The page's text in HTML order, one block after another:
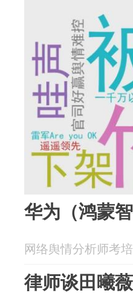
华为（鸿蒙
网络舆情分析师考
律师谈田曦